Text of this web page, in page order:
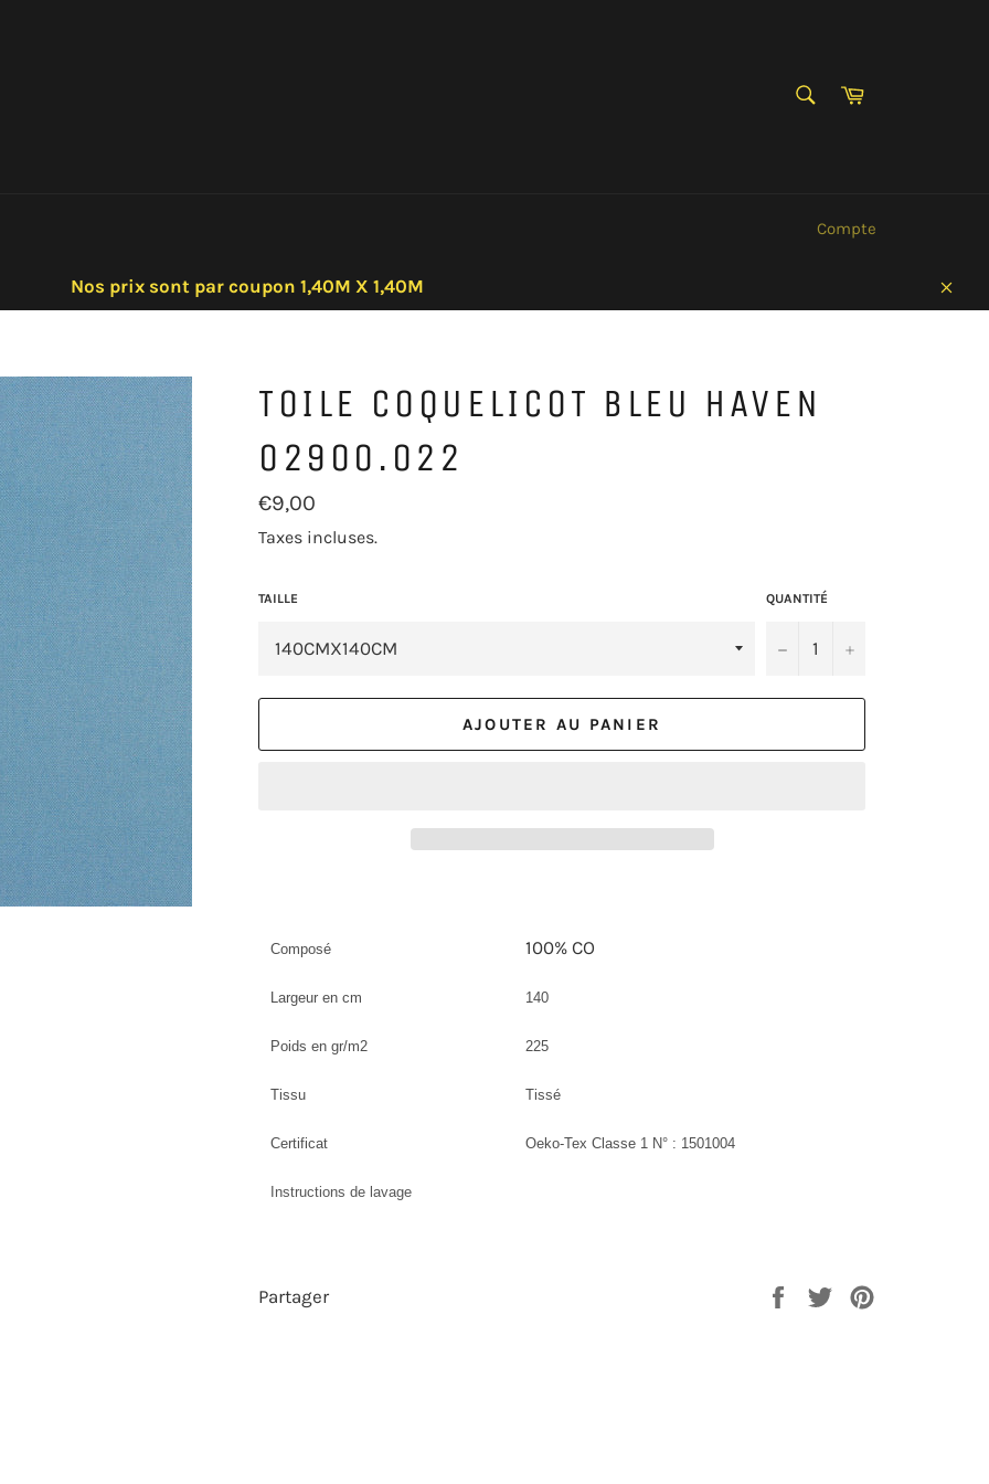
Panier
Compte
Nos prix sont par coupon 1,40M X 1,40M
Close
TOILE COQUELICOT BLEU HAVEN
02900.022
Prix
régulier
€9,00
Taxes incluses.
TAILLE QUANTITÉ
− +
AJOUTER AU PANIER
Composé 100% CO
Largeur en cm 140
Poids en gr/m2 225
Tissu Tissé
Certificat Oeko-Tex Classe 1 N° : 1501004
Instructions de lavage
Partager
PartagerTweeter